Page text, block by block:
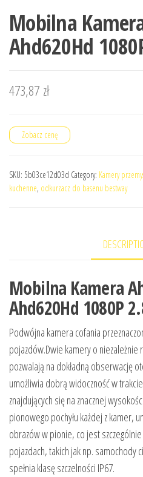
Mobilna
Ahd620Hd
473,87 zł
Zobacz cenę
SKU: 5b03ce12d03d Category: Kamery
kuchenne, odkurzacz do basenu bestway
Mobilna Kamera
Ahd620Hd 1080P
Podwójna kamera cofania
pojazdów.Dwie kamery o niezależnie
pozwalają na dokładną obserwację
umożliwia dobrą widoczność w
znajdujących się na znacznej
pionowego pochyłu każdej z kamer,
obrazów w pionie, co jest
pojazdach, takich jak np. samochody
spełnia klasę szczelności IP67.